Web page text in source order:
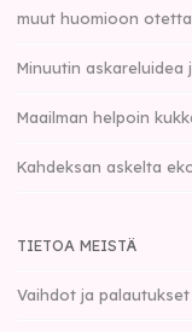
muut huomioon
Minuutin askareluidea
Maailman helpoin
Kahdeksan askelta
TIETOA MEISTÄ
Vaihdot ja palautukset